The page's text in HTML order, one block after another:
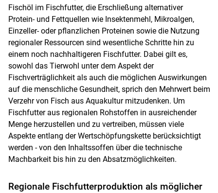
Fischöl im Fischfutter, die Erschließung alternativer
Protein- und Fettquellen wie Insektenmehl, Mikroalgen,
Einzeller- oder pflanzlichen Proteinen sowie die Nutzung
regionaler Ressourcen sind wesentliche Schritte hin zu
einem noch nachhaltigeren Fischfutter. Dabei gilt es,
sowohl das Tierwohl unter dem Aspekt der
Fischverträglichkeit als auch die möglichen Auswirkungen
auf die menschliche Gesundheit, sprich den Mehrwert beim
Verzehr von Fisch aus Aquakultur mitzudenken. Um
Fischfutter aus regionalen Rohstoffen in ausreichender
Menge herzustellen und zu vertreiben, müssen viele
Aspekte entlang der Wertschöpfungskette berücksichtigt
werden - von den Inhaltssoffen über die technische
Machbarkeit bis hin zu den Absatzmöglichkeiten.
Regionale Fischfutterproduktion als möglicher